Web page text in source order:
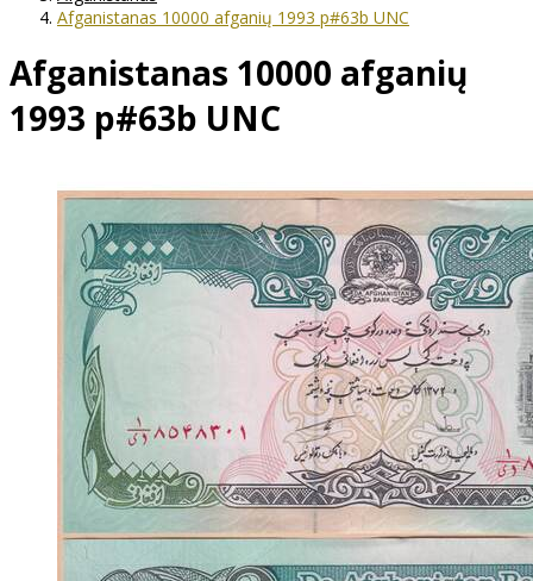
Afganistanas 10000 afganių 1993 p#63b UNC
Afganistanas 10000 afganių
1993 p#63b UNC